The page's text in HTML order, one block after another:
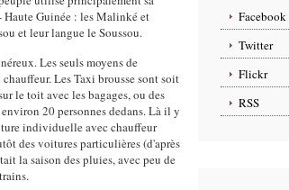
Haute Guinée : les Malinké et
et leur langue le Soussou.
Les seuls moyens de
Les Taxi brousse sont soit
le toit avec les bagages, ou des
20 personnes dedans. Là il y
individuelle avec chauffeur
des voitures particulières (d'après
la saison des pluies, avec peu de
Facebook
Twitter
Flickr
RSS